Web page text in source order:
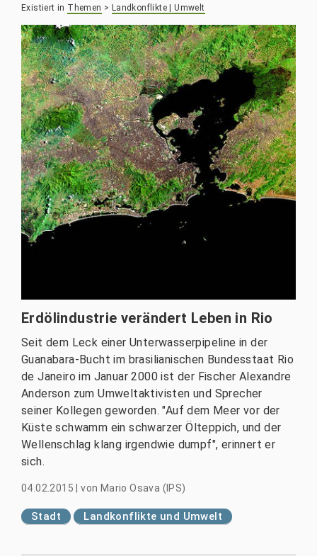
Existiert in Themen > Landkonflikte | Umwelt
Erdölindustrie verändert Leben in Rio
Seit dem Leck einer Unterwasserpipeline in der
Guanabara-Bucht im brasilianischen Bundesstaat Rio
de Janeiro im Januar 2000 ist der Fischer Alexandre
Anderson zum Umweltaktivisten und Sprecher
seiner Kollegen geworden. "Auf dem Meer vor der
Küste schwamm ein schwarzer Ölteppich, und der
Wellenschlag klang irgendwie dumpf", erinnert er
sich.
04.02.2015 |von Mario Osava (IPS)
Stadt Landkonflikte und Umwelt